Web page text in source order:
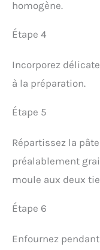
homogène.
Étape 4
Incorporez
à la préparation.
Étape 5
Répartissez la
préalablement
moule aux deux
Étape 6
Enfournez